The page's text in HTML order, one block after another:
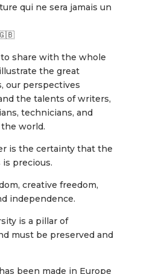
qui ne sera jamais un
share with the whole
the great
our perspectives
the talents of writers,
technicians, and
world.
is the certainty that the
precious.
creative freedom,
independence.
is a pillar of
must be preserved and
been made in Europe